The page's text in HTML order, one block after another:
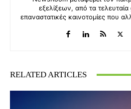
εξελίξεων, από τα τελευταία
επαναστατικές καινοτομίες που
RELATED ARTICLES